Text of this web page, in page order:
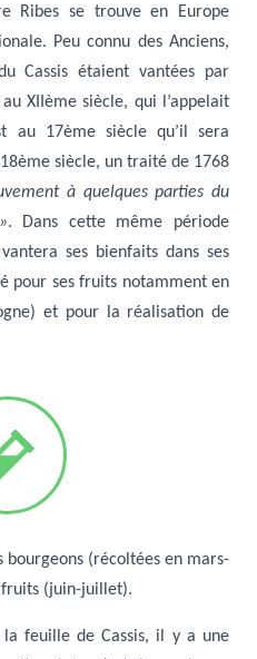
Ribes se trouve en Europe
Peu connu des Anciens,
Cassis étaient vantées par
XIIème siècle, qui l’appelait
au 17ème siècle qu’il sera
siècle, un traité de 1768
à quelques parties du
. Dans cette même période
ses bienfaits dans ses
pour ses fruits notamment en
et pour la réalisation de
bourgeons (récoltées en mars-
(juin-juillet).
la feuille de Cassis, il y a une